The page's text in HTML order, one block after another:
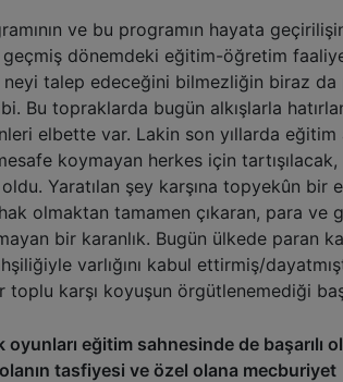
ve bu programın hayata
dönemdeki eğitim-öğretim
neyi talep edeceğini bilmezliğin biraz da
Bu topraklarda bugün alkışlarla
elbette var. Lakin son yıllarda eğitim
koymayan herkes için
Yaratılan şey karşına topyekûn bir
olmaktan tamamen çıkaran, para ve
bir karanlık. Bugün ülkede paran
varlığını kabul ettirmiş/
toplu karşı koyuşun örgütlenemediği
eğitim sahnesinde de başarılı
tasfiyesi ve özel olana mecburiyet